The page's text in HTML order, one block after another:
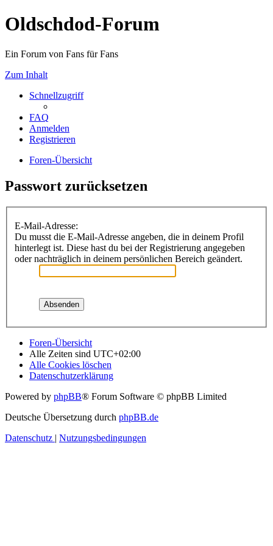
Oldschdod-Forum
Ein Forum von Fans für Fans
Zum Inhalt
Schnellzugriff
FAQ
Anmelden
Registrieren
Foren-Übersicht
Passwort zurücksetzen
E-Mail-Adresse:
Du musst die E-Mail-Adresse angeben, die in deinem Profil
hinterlegt ist. Diese hast du bei der Registrierung angegeben
oder nachträglich in deinem persönlichen Bereich geändert.
Foren-Übersicht
Alle Zeiten sind UTC+02:00
Alle Cookies löschen
Datenschutzerklärung
Powered by phpBB® Forum Software © phpBB Limited
Deutsche Übersetzung durch phpBB.de
Datenschutz | Nutzungsbedingungen